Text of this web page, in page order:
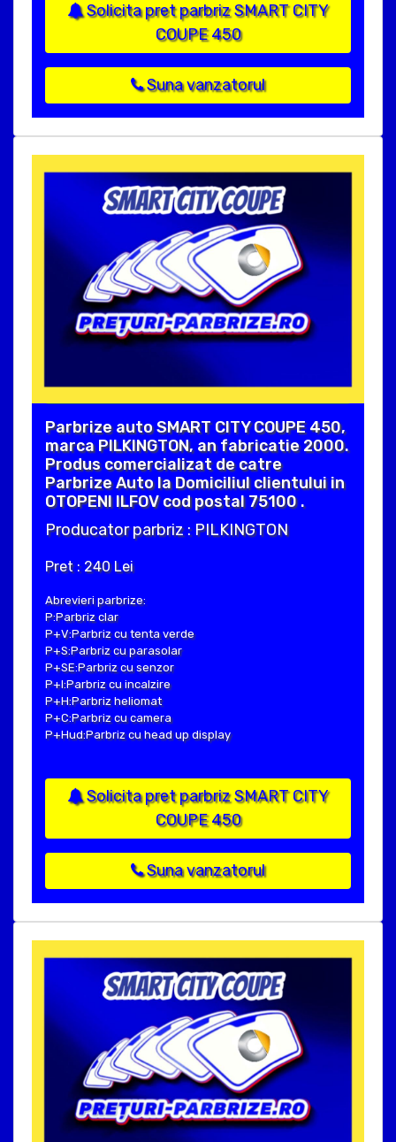
Solicita pret parbriz SMART CITY
COUPE 450
Suna vanzatorul
Parbrize auto SMART CITY COUPE 450,
marca PILKINGTON, an fabricatie 2000.
Produs comercializat de catre
Parbrize Auto la Domiciliul clientului in
OTOPENI ILFOV cod postal 75100 .
Producator parbriz : PILKINGTON
Pret : 240 Lei
Abrevieri parbrize:
P:Parbriz clar
P+V:Parbriz cu tenta verde
P+S:Parbriz cu parasolar
P+SE:Parbriz cu senzor
P+I:Parbriz cu incalzire
P+H:Parbriz heliomat
P+C:Parbriz cu camera
P+Hud:Parbriz cu head up display
Solicita pret parbriz SMART CITY
COUPE 450
Suna vanzatorul